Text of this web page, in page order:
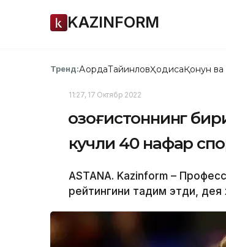
KAZINFORM
Тренд:АқордаТайинловҲодисаҚонун
11:27, 17 Октябр 2022
Қозоғистоннинг
кучли 40 нафар
ASTANA. Kazinform –
рейтингини тақдим этди,